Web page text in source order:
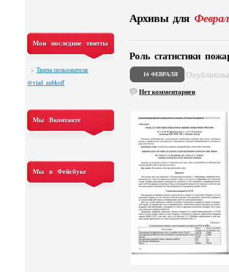
Архивы для
Роль статистики
16 ФЕВРАЛЯ
Нет комментариев
Мои последние твитты
Твиты пользователя
@vlad_zubkoff
Мы Вконтакте
Мы в Фейсбуке